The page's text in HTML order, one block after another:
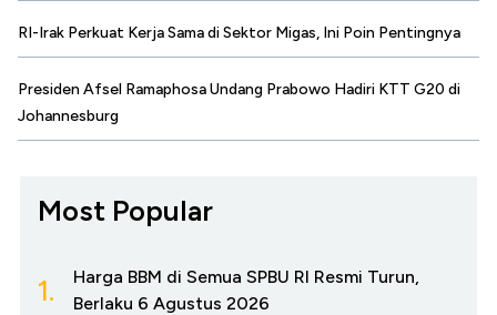
RI-Irak Perkuat Kerja Sama di Sektor Migas, Ini Poin Pentingnya
Presiden Afsel Ramaphosa Undang Prabowo Hadiri KTT G20 di
Johannesburg
Most Popular
1.
Harga BBM di Semua SPBU RI Resmi Turun,
Berlaku 6 Agustus 2026